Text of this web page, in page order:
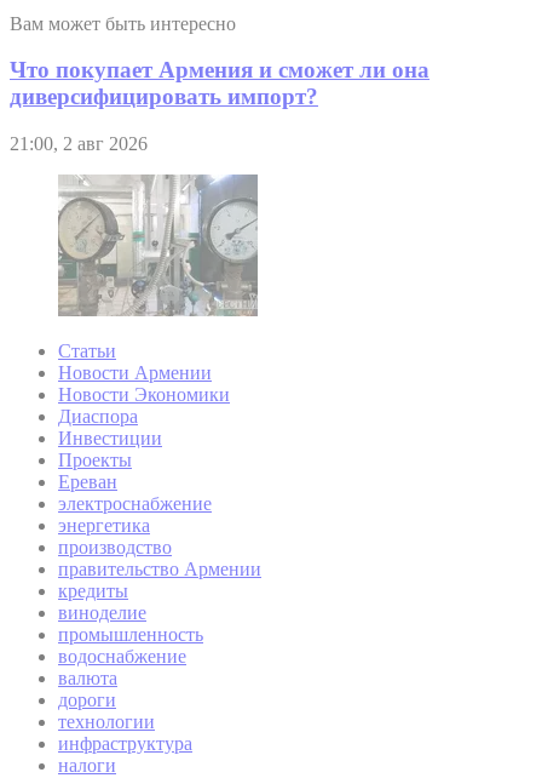
Вам может быть интересно
Что покупает Армения и сможет ли она
диверсифицировать импорт?
21:00, 2 авг 2026
Статьи
Новости Армении
Новости Экономики
Диаспора
Инвестиции
Проекты
Ереван
электроснабжение
энергетика
производство
правительство Армении
кредиты
виноделие
промышленность
водоснабжение
валюта
дороги
технологии
инфраструктура
налоги